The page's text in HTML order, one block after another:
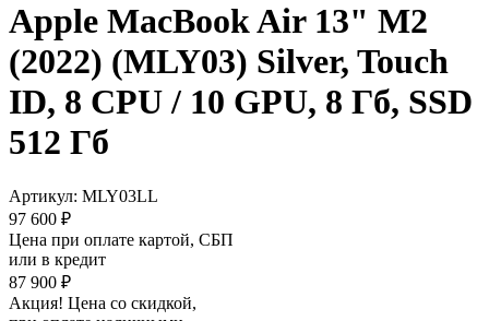
Apple MacBook Air 13" M2
(2022) (MLY03) Silver, Touch
ID, 8 CPU / 10 GPU, 8 Гб, SSD
512 Гб
Артикул: MLY03LL
97 600 ₽
Цена при оплате картой, СБП
или в кредит
87 900 ₽
Акция! Цена со скидкой,